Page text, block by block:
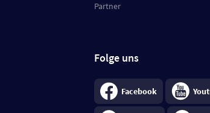
Partner
Folge uns
Facebook